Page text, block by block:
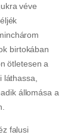
véve
birtokában
ötletesen a
állomása a
falusi